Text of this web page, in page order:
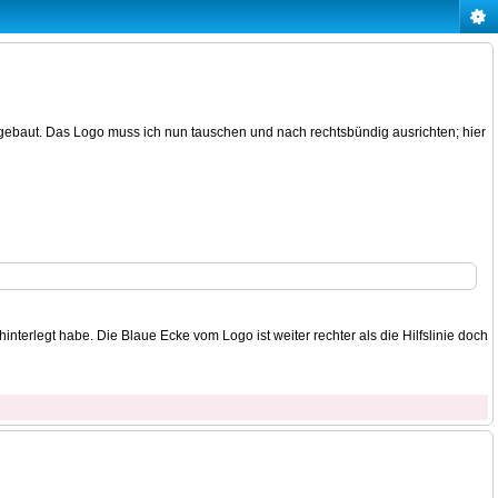
Das Logo muss ich nun tauschen und nach rechtsbündig ausrichten; hier
habe. Die Blaue Ecke vom Logo ist weiter rechter als die Hilfslinie doch